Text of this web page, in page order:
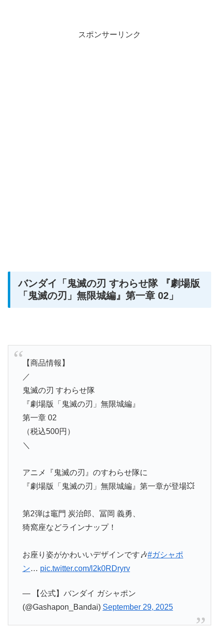
スポンサーリンク
バンダイ 「鬼滅の刃 すわらせ隊 『劇場版
「鬼滅の刃」無限城編』第一章 02」
【商品情報】
／
鬼滅の刃 すわらせ隊
『劇場版「鬼滅の刃」無限城編』
第一章 02
（税込500円）
＼
アニメ『鬼滅の刃』のすわらせ隊に
『劇場版「鬼滅の刃」無限城編』第一章が登場💥
第2弾は竈門 炭治郎、冨岡 義勇、
猗窩座などラインナップ！
お座り姿がかわいいデザインです🎶#ガシャポ
ン… pic.twitter.com/l2k0RDryrv
— 【公式】バンダイ ガシャポン
(@Gashapon_Bandai) September 29, 2025